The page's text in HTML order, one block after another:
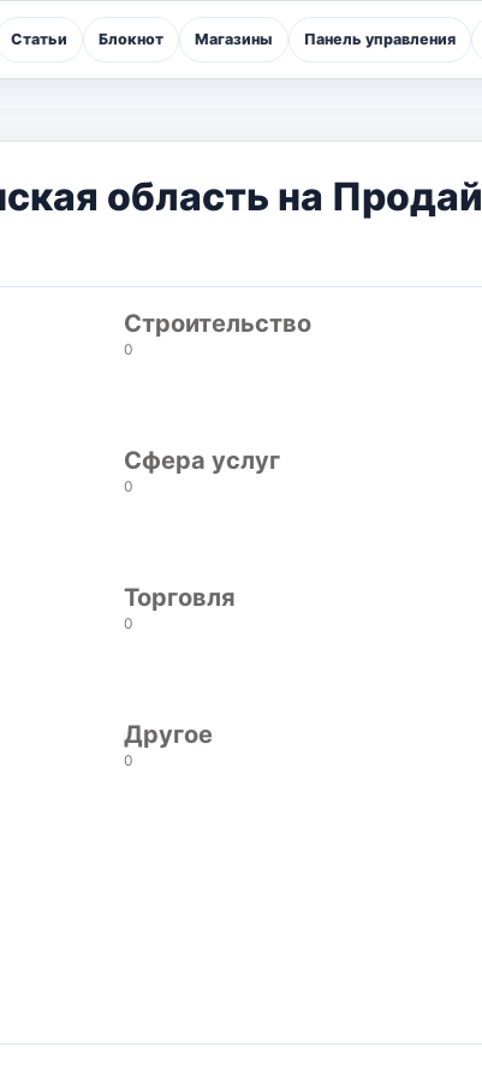
Статьи Блокнот Магазины Панель управления
область на Продай
Строительство
0
Сфера услуг
0
Торговля
0
Другое
0